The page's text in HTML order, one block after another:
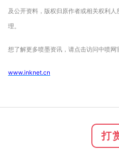
及公开资料，版权归原作者或相关权利
理。
想了解更多喷墨资讯，请点击访问中喷网
www.inknet.cn
打